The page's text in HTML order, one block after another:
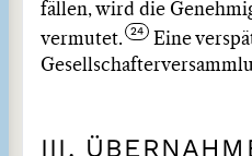
fällen, wird die
vermutet.
Eine
III.